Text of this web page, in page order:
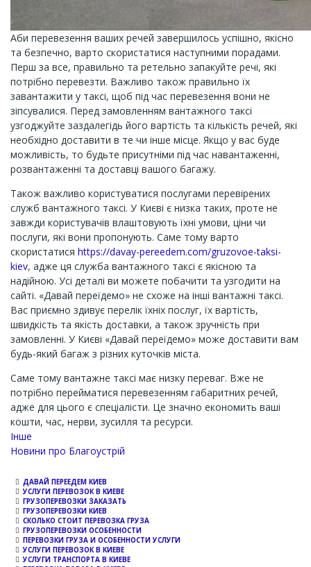
Аби перевезення ваших речей завершилось успішно, якісно
та безпечно, варто скористатися наступними порадами.
Перш за все, правильно та ретельно запакуйте речі, які
потрібно перевезти. Важливо також правильно їх
завантажити у таксі, щоб під час перевезення вони не
зіпсувалися. Перед замовленням вантажного таксі
узгоджуйте заздалегідь його вартість та кількість речей, які
необхідно доставити в те чи інше місце. Якщо у вас буде
можливість, то будьте присутніми під час навантаженні,
розвантаженні та доставці вашого багажу.
Також важливо користуватися послугами перевірених
служб вантажного таксі. У Києві є низка таких, проте не
завжди користувачів влаштовують їхні умови, ціни чи
послуги, які вони пропонують. Саме тому варто
скористатися https://davay-pereedem.com/gruzovoe-taksi-
kiev, адже ця служба вантажного таксі є якісною та
надійною. Усі деталі ви можете побачити та узгодити на
сайті. «Давай переїдемо» не схоже на інші вантажні таксі.
Вас приємно здивує перелік їхніх послуг, їх вартість,
швидкість та якість доставки, а також зручність при
замовленні. У Києві «Давай переїдемо» може доставити вам
будь-який багаж з різних куточків міста.
Саме тому вантажне таксі має низку переваг. Вже не
потрібно перейматися перевезенням габаритних речей,
адже для цього є спеціалісти. Це значно економить ваші
кошти, час, нерви, зусилля та ресурси.
Інше
Новини про Благоустрій
ДАВАЙ ПЕРЕЕДЕМ КИЕВ
УСЛУГИ ПЕРЕВОЗОК В КИЕВЕ
ГРУЗОПЕРЕВОЗКИ ЗАКАЗАТЬ
ГРУЗОПЕРЕВОЗКИ КИЕВ
СКОЛЬКО СТОИТ ПЕРЕВОЗКА ГРУЗА
ГРУЗОПЕРЕВОЗКИ ОСОБЕННОСТИ
ПЕРЕВОЗКИ ГРУЗА И ОСОБЕННОСТИ УСЛУГИ
УСЛУГИ ПЕРЕВОЗОК В КИЕВЕ
УСЛУГИ ТРАНСПОРТА В КИЕВЕ